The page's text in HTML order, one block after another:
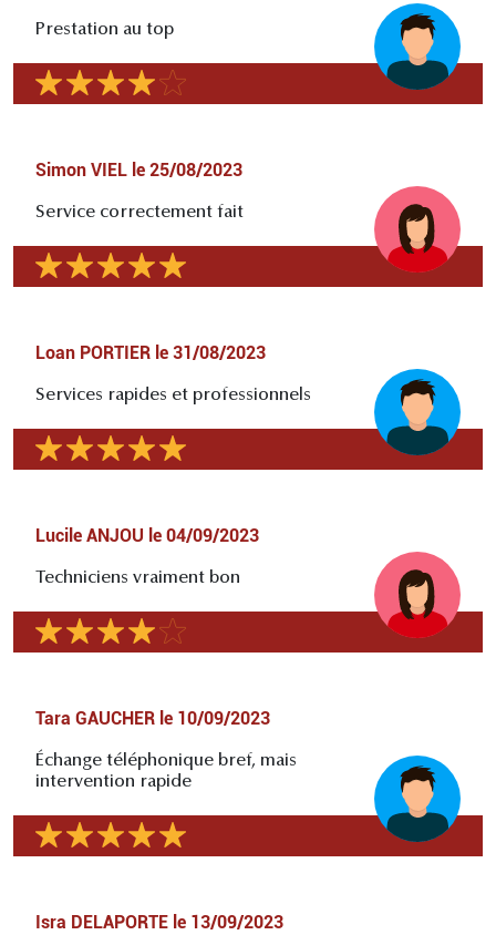
Prestation au top
Simon VIEL le 25/08/2023
Service correctement fait
Loan PORTIER le 31/08/2023
Services rapides et professionnels
Lucile ANJOU le 04/09/2023
Techniciens vraiment bon
Tara GAUCHER le 10/09/2023
Échange téléphonique bref, mais
intervention rapide
Isra DELAPORTE le 13/09/2023